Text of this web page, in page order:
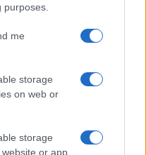
me
storage
on web or
storage
or app.